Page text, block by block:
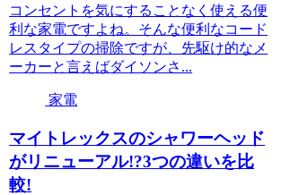
コンセントを気にすることなく使える便
利な家電ですよね。そんな便利なコード
レスタイプの掃除ですが、先駆け的なメ
ーカーと言えばダイソンさ...
家電
マイトレックスのシャワーヘッド
がリニューアル!?3つの違いを比
較!